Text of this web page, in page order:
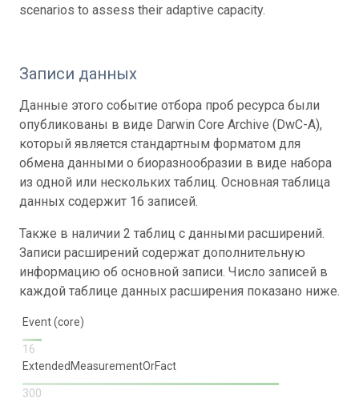
scenarios to assess their adaptive capacity.
Записи данных
Данные этого событие отбора проб ресурса были
опубликованы в виде Darwin Core Archive (DwC-A),
который является стандартным форматом для
обмена данными о биоразнообразии в виде набора
из одной или нескольких таблиц. Основная таблица
данных содержит 16 записей.
Также в наличии 2 таблиц с данными расширений.
Записи расширений содержат дополнительную
информацию об основной записи. Число записей в
каждой таблице данных расширения показано ниже.
Event (core)
16
ExtendedMeasurementOrFact
300